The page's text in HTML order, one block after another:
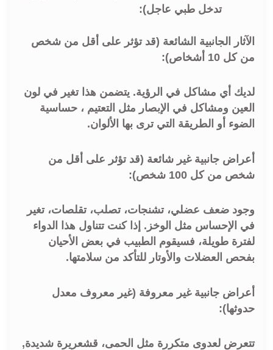
تدخل طبي عاجل):
الآثار الجانبية الشائعة (قد تؤثر على أقل من شخص
من كل 10 أشخاص):
لديك أي مشاكل في الرؤية. يتضمن هذا تغير في لون
العين ومشاكل في الإبصار مثل التعتيم ، حساسية
الضوء أو الطريقة التي ترى بها الألوان.
أعراض جانبية غير شائعة (قد تؤثر على أقل من
شخص من كل 100 شخص):
وجود ضعف عضلي، تشنجات، تصلب، تقلصات، تغير
في الإحساس مثل الوخز. إذا كنت تتناول هذا الدواء
لفترة طويلة، فسيقوم الطبيب في بعض الأحيان
بفحص العضلات والأوتار للتأكد من سلامتها.
أعراض جانبية غير معروفة (غير معروف معدل
حدوثها):
تتعرض لعدوى متكررة مثل الحمى، قشعريرة شديدة,